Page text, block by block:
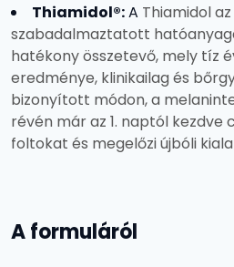
Thiamidol®:A Thiamidol
szabadalmaztatott
hatékony összetevő, mely tíz
eredménye, klinikailag és
bizonyított módon, a
révén már az 1. naptól kezdve
foltokat és megelőzi újbóli
A formuláról